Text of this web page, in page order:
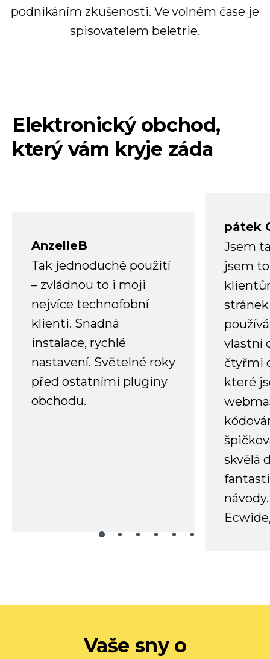
podnikáním zkušenosti. Ve volném čase je
spisovatelem beletrie.
Elektronický obchod,
který vám kryje záda
AnzelleB
Tak jednoduché použití
– zvládnou to i moji
nejvíce technofobní
klienti. Snadná
instalace, rychlé
nastavení. Světelné roky
před ostatními pluginy
obchodu.
pátek
Jsem
jsem
vlastní
čtyřmi
které
skvělá
Vaše sny o